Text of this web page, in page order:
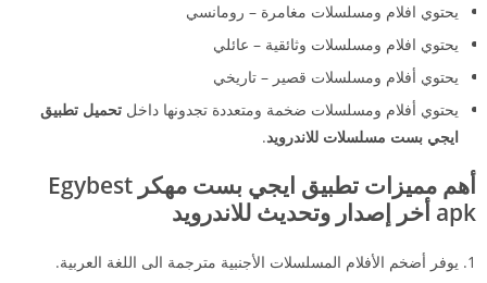
يحتوي افلام ومسلسلات مغامرة – رومانسي
يحتوي افلام ومسلسلات وثائقية – عائلي
يحتوي أفلام ومسلسلات قصير – تاريخي
يحتوي أفلام ومسلسلات ضخمة ومتعددة تجدونها داخل تحميل تطبيق
ايجي بست مسلسلات للاندرويد.
أهم مميزات تطبيق ايجي بست مهكر Egybest
apk أخر إصدار وتحديث للاندرويد
يوفر أضخم الأفلام المسلسلات الأجنبية مترجمة الى اللغة العربية.